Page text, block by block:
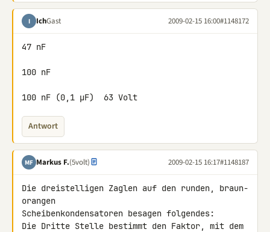
I IchGast 2009-02-15 16:00#1148172
47 nF
100 nF
100 nF (0,1 µF)  63 Volt
Antwort
MF Markus F.(5volt) 2009-02-15 16:17#1148187
Die dreistelligen Zaglen auf den runden, braun-
orangen
Scheibenkondensatoren besagen folgendes:
Die Dritte Stelle bestimmt den Faktor, mit dem